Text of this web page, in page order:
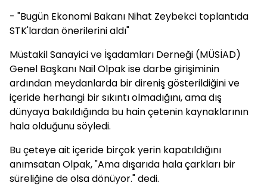
- "Bugün Ekonomi Bakanı Nihat Zeybekci toplantıda
STK'lardan önerilerini aldı"
Müstakil Sanayici ve İşadamları Derneği (MÜSİAD)
Genel Başkanı Nail Olpak ise darbe girişiminin
ardından meydanlarda bir direniş gösterildiğini ve
içeride herhangi bir sıkıntı olmadığını, ama dış
dünyaya bakıldığında bu hain çetenin kaynaklarının
hala olduğunu söyledi.
Bu çeteye ait içeride birçok yerin kapatıldığını
anımsatan Olpak, "Ama dışarıda hala çarkları bir
süreliğine de olsa dönüyor." dedi.